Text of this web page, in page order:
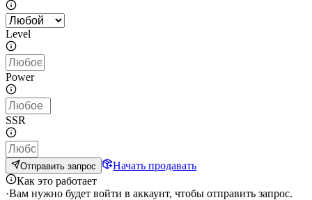
Level
Power
SSR
Отправить запрос
Начать продавать
Как это работает
·Вам нужно будет войти в аккаунт, чтобы отправить запрос.